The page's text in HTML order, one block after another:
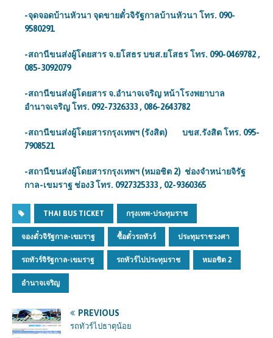
-จุดจอดบ้านหัวนา จุดขายตั๋วจิรัฐกาลบ้านหัวนา โทร. 090-
9580291
-สถานีขนส่งผู้โดยสาร จ.ยโสธร บขส.ยโสธร โทร. 090-0469782 ,
085-3092079
-สถานีขนส่งผู้โดยสาร จ.อำนาจเจริญ หน้าโรงพยาบาล
อำนาจเจริญ โทร. 092-7326333 , 086-2643782
-สถานีขนส่งผู้โดยสารกรุงเทพฯ (รังสิต) บขส.รังสิต โทร. 095-
7908521
-สถานีขนส่งผู้โดยสารกรุงเทพฯ (หมอชิต 2) ช่องจำหน่ายจิรัฐ
กาล-เขมราฐ ช่อง3 โทร. 0927325333 , 02-9360365
THAI BUS TICKET กรุงเทพ-ประทุมราช
จองตั๋วจิรัฐกาล-เขมราฐ ซื้อตั๋วรถทัวร์ ประทุมราชวงศา
รถทัวร์จิรัฐกาล-เขมราฐ รถทัวร์ไปประทุมราช หมอชิต 2
อำนาจเจริญ
PREVIOUS
รถทัวร์ไปธาตุน้อย